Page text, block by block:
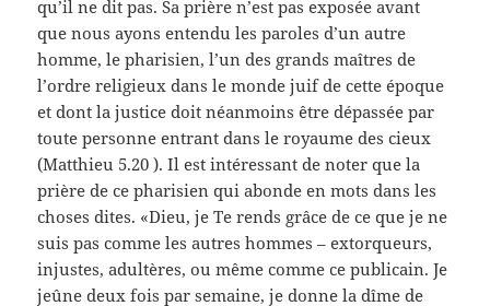
qu’il ne dit pas. Sa prière n’est pas exposée avant
que nous ayons entendu les paroles d’un autre
homme, le pharisien, l’un des grands maîtres de
l’ordre religieux dans le monde juif de cette époque
et dont la justice doit néanmoins être dépassée par
toute personne entrant dans le royaume des cieux
(Matthieu 5.20 ). Il est intéressant de noter que la
prière de ce pharisien qui abonde en mots dans les
choses dites. «Dieu, je Te rends grâce de ce que je ne
suis pas comme les autres hommes – extorqueurs,
injustes, adultères, ou même comme ce publicain. Je
jeûne deux fois par semaine, je donne la dîme de